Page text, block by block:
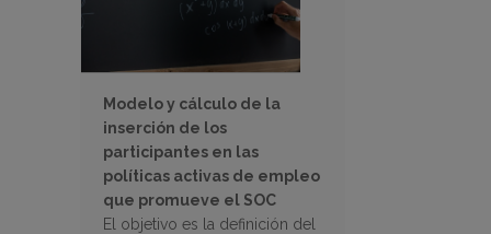
Modelo y cálculo de la
inserción de los
participantes en las
políticas activas de empleo
que promueve el SOC
El objetivo es la definición del